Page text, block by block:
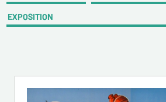
EXPOSITION